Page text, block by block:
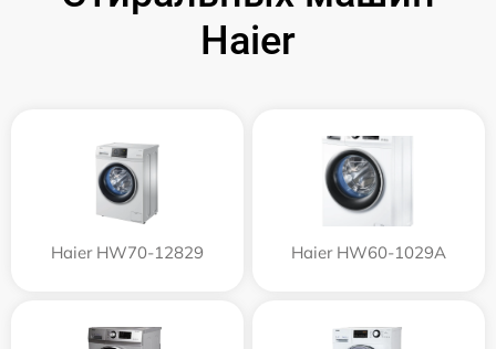
Haier
Haier HW70-12829 Haier HW60-1029A